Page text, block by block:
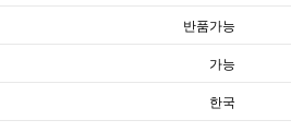
반품가능
가능
한국